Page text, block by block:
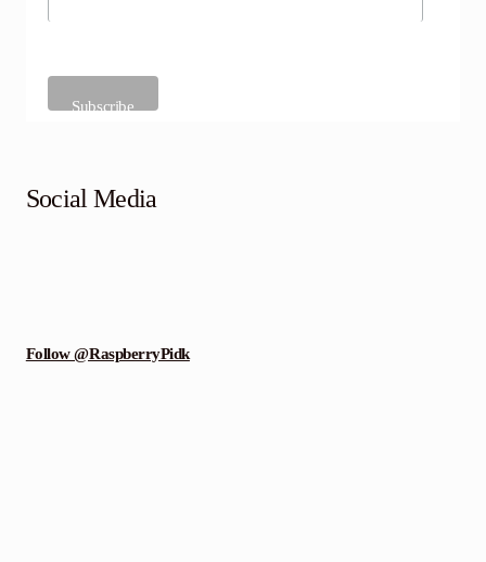
Social Media
Follow @RaspberryPidk